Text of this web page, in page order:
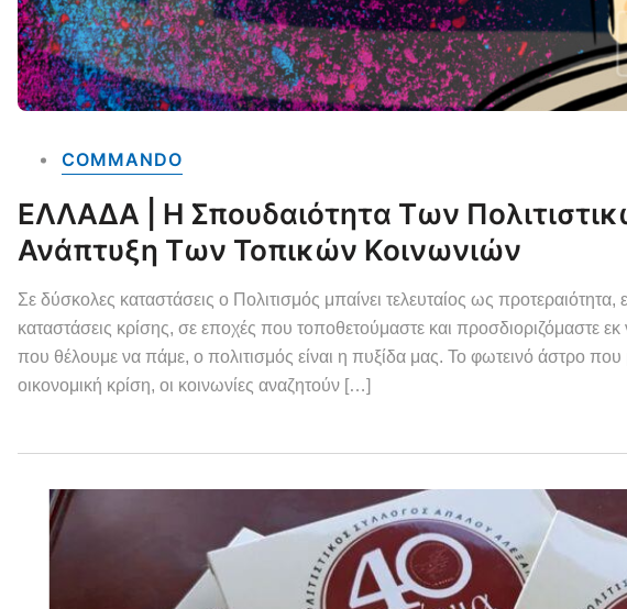
COMMANDO
ΕΛΛΑΔΑ | Η Σπουδαιότητα Των
Ανάπτυξη Των Τοπικών Κοινωνιών
Σε δύσκολες καταστάσεις ο Πολιτισμός μπαίνει τελευταίος ως
καταστάσεις κρίσης, σε εποχές που τοποθετούμαστε και προσδιοριζόμαστε
που θέλουμε να πάμε, ο πολιτισμός είναι η πυξίδα μας. Το φωτεινό άστρο που
οικονομική κρίση, οι κοινωνίες αναζητούν […]